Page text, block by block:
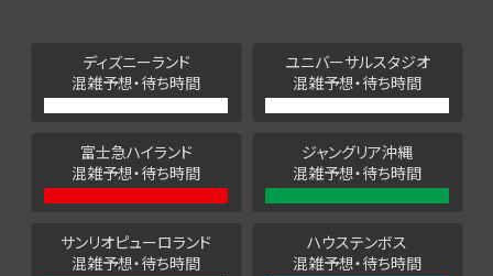
ディズニーランド
混雑予想・待ち時間
ユニバーサルスタジオ
混雑予想・待ち時間
富士急ハイランド
混雑予想・待ち時間
ジャングリア沖縄
混雑予想・待ち時間
サンリオピューロランド
混雑予想・待ち時間
ハウステンボス
混雑予想・待ち時間